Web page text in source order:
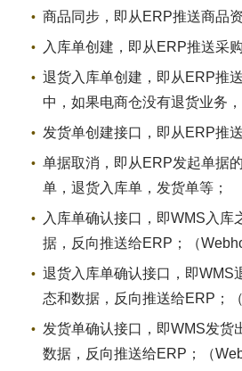
商品同步，即从ERP推送商品
入库单创建，即从ERP推送采
退货入库单创建，即从ERP推
中，如果电商仓没有退货业务
发货单创建接口，即从ERP推
单据取消，即从ERP发起单据
单，退货入库单，发货单等；
入库单确认接口，即WMS入库
据，反向推送给ERP；（
退货入库单确认接口，即WMS
态和数据，反向推送给ERP；
发货单确认接口，即WMS发货
数据，反向推送给ERP；（